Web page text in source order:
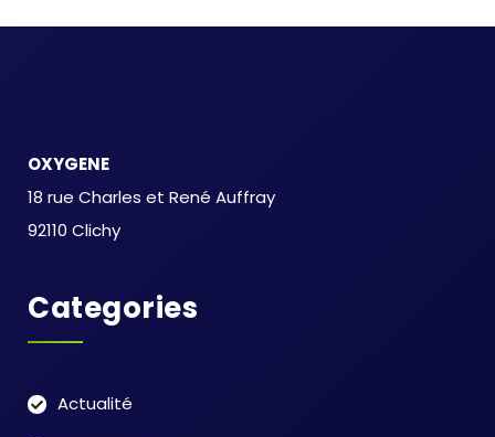
OXYGENE
18 rue Charles et René Auffray
92110 Clichy
Categories
Actualité